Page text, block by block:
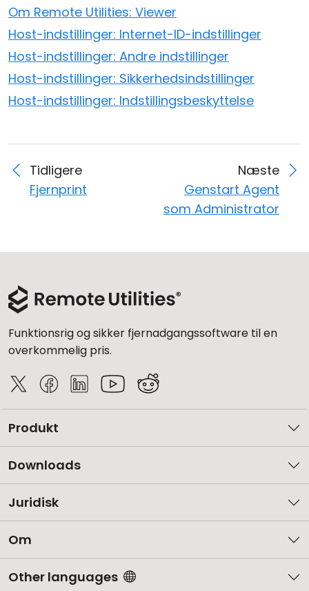
Om Remote Utilities: Viewer
Host-indstillinger: Internet-ID-indstillinger
Host-indstillinger: Andre indstillinger
Host-indstillinger: Sikkerhedsindstillinger
Host-indstillinger: Indstillingsbeskyttelse
Tidligere
Fjernprint
Næste
Genstart Agent
som Administrator
Funktionsrig og sikker fjernadgangssoftware til en
overkommelig pris.
Produkt
Downloads
Juridisk
Om
Other languages